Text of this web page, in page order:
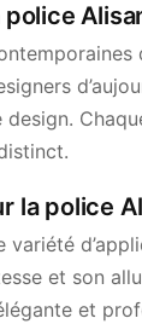
police
la police
variété
et son
et